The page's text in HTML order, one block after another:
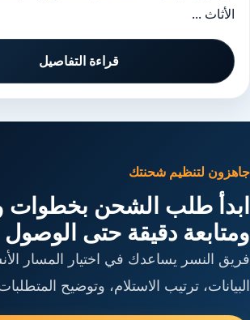
الأثاث ...
قراءة التفاصيل
جاهزون لتنظيم شحنتك
ابدأ طلب الشحن بخطوات
ومتابعة دقيقة حتى الوصول
فريق النسر يساعدك في اختيار المسار
البيانات، ترتيب الاستلام، وتوضيح